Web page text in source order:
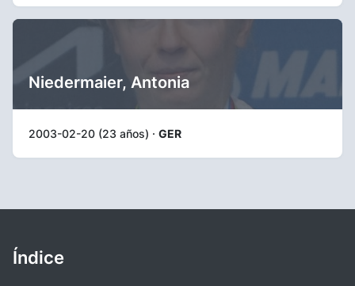
Niedermaier, Antonia
2003-02-20 (23 años) · GER
Índice